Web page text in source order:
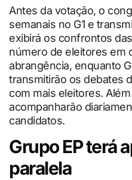
Antes da votação, o
semanais no G1 e
exibirá os confrontos
número de eleitores em
abrangência, enquanto
transmitirão os debates
com mais eleitores.
acompanharão
candidatos.
Grupo EP terá
paralela